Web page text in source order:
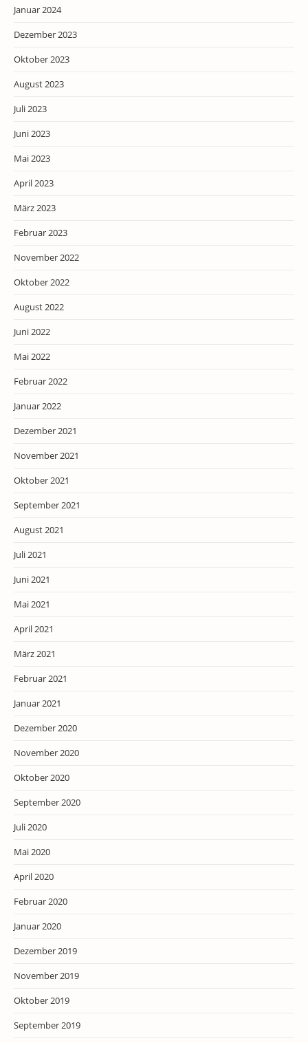
Januar 2024
Dezember 2023
Oktober 2023
August 2023
Juli 2023
Juni 2023
Mai 2023
April 2023
März 2023
Februar 2023
November 2022
Oktober 2022
August 2022
Juni 2022
Mai 2022
Februar 2022
Januar 2022
Dezember 2021
November 2021
Oktober 2021
September 2021
August 2021
Juli 2021
Juni 2021
Mai 2021
April 2021
März 2021
Februar 2021
Januar 2021
Dezember 2020
November 2020
Oktober 2020
September 2020
Juli 2020
Mai 2020
April 2020
Februar 2020
Januar 2020
Dezember 2019
November 2019
Oktober 2019
September 2019